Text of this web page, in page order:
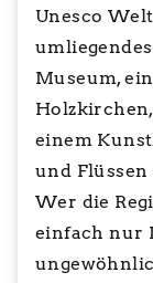
Unesco
Museum,
einem
und
Wer die
einfach nur